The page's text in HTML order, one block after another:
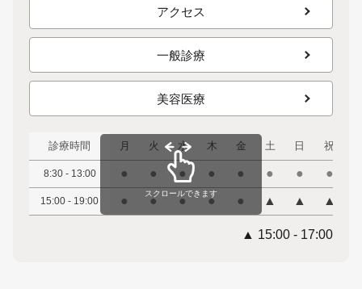
アクセス
一般診療
美容医療
診療時間 月 火 水 木 金 土 日 祝
8:30 - 13:00 ● ● ● ● ● ● ● ●
15:00 - 19:00 ● ● ● ● ● ▲ ▲ ▲
スクロールできます
▲ 15:00 - 17:00